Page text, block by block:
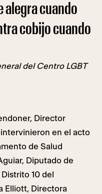
alegra cuando
cobijo cuando
del Centro LGBT
Director
en el acto
de Salud
Diputado de
10 del
Elliott, Directora